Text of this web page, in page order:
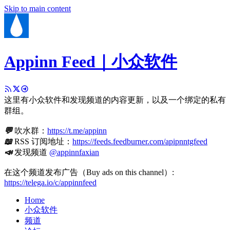
Skip to main content
Appinn Feed｜小众软件
这里有小众软件和发现频道的内容更新，以及一个绑定的私有
群组。
💬吹水群： https://t.me/appinn
📖RSS 订阅地址： https://feeds.feedburner.com/apipnntgfeed
📣发现频道 @appinnfaxian
在这个频道发布广告（Buy ads on this channel）:
https://telega.io/c/appinnfeed
Home
小众软件
频道